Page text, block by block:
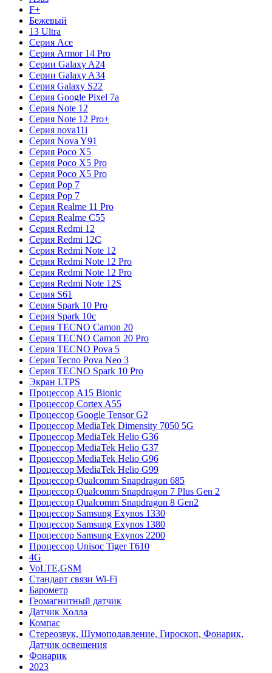
F+
Бежевый
13 Ultra
Серия Ace
Серия Armor 14 Pro
Серии Galaxy A24
Серии Galaxy A34
Серия Galaxy S22
Серия Google Pixel 7a
Серия Note 12
Серия Note 12 Pro+
Серия nova11i
Серия Nova Y91
Серия Poco X5
Серия Poco X5 Pro
Серия Poco X5 Pro
Серия Pop 7
Серия Pop 7
Серия Realme 11 Pro
Серия Realme C55
Серия Redmi 12
Серия Redmi 12C
Серия Redmi Note 12
Серия Redmi Note 12 Pro
Серия Redmi Note 12 Pro
Серия Redmi Note 12S
Серия S61
Серия Spark 10 Pro
Серия Spark 10c
Серия TECNO Camon 20
Серия TECNO Camon 20 Pro
Серия TECNO Pova 5
Серия Tecno Pova Neo 3
Серия TECNO Spark 10 Pro
Экран LTPS
Процессор A15 Bionic
Процессор Cortex A55
Процессор Google Tensor G2
Процессор MediaTek Dimensity 7050 5G
Процессор MediaTek Helio G36
Процессор MediaTek Helio G37
Процессор MediaTek Helio G96
Процессор MediaTek Helio G99
Процессор Qualcomm Snapdragon 685
Процессор Qualcomm Snapdragon 7 Plus Gen 2
Процессор Qualcomm Snapdragon 8 Gen2
Процессор Samsung Exynos 1330
Процессор Samsung Exynos 1380
Процессор Samsung Exynos 2200
Процессор Unisoc Tiger T610
4G
VoLTE,GSM
Cтандарт связи Wi-Fi
Барометр
Геомагнитный датчик
Датчик Холла
Компас
Стереозвук, Шумоподавление, Гироскоп, Фонарик,
Датчик освещения
Фонарик
2023